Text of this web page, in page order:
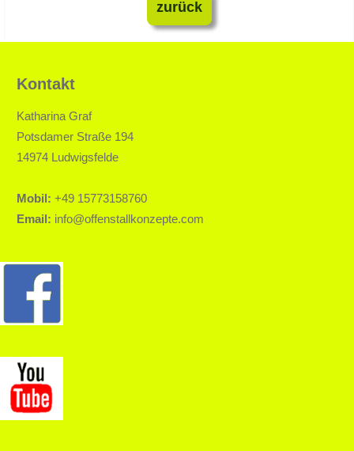
zurück
Kontakt
Katharina Graf
Potsdamer Straße 194
14974 Ludwigsfelde
Mobil: +49 15773158760
Email: info@offenstallkonzepte.com